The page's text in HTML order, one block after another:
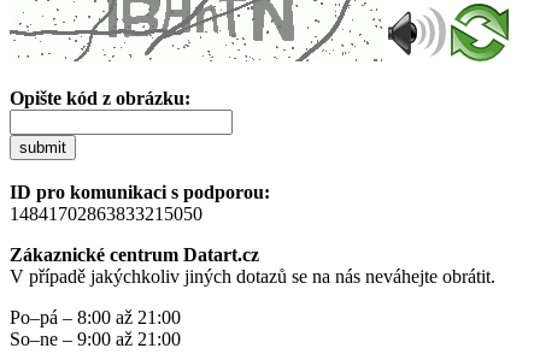
Opište kód z obrázku:
submit
ID pro komunikaci s podporou:
14841702863833215050
Zákaznické centrum Datart.cz
V případě jakýchkoliv jiných dotazů se na nás neváhejte obrátit.
Po–pá – 8:00 až 21:00
So–ne – 9:00 až 21:00